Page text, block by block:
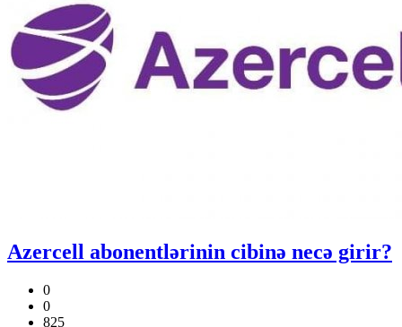
Azercell abonentlərinin cibinə necə girir?
0
0
825